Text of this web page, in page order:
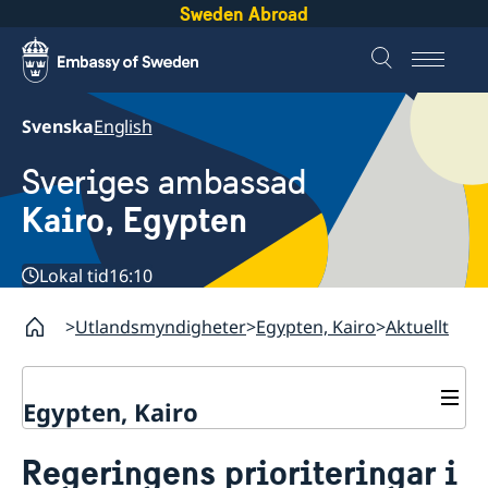
Sweden Abroad
SvenskaEnglish
Sveriges ambassad
Kairo, Egypten
Lokal tid16:10
Utlandsmyndigheter Egypten, Kairo Aktuellt
Egypten, Kairo
Om oss
Regeringens prioriteringar i